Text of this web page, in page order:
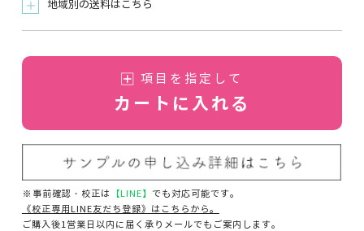
＋ 地域別の送料はこちら
項目を指定して
カートに入れる
※事前確認・校正は 【LINE】 でも対応可能です。
《校正専用LINE友だち登録》はこちらから。
ご購入後1営業日以内に届く承りメールでもご案内します。